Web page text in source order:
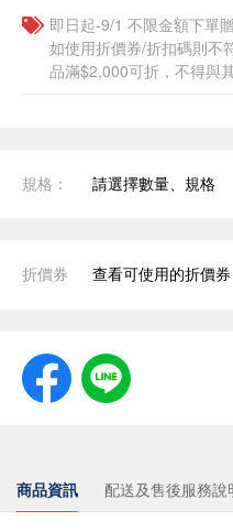
即日起-9/1 不限金額下單
如使用折價券/折扣碼則不
品滿$2,000可折，不得與
規格： 請選擇數量、規格
折價券 查看可使用的折價券
商品資訊 配送及售後服務說